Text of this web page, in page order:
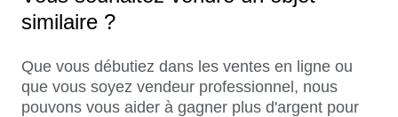
similaire ?
Que vous débutiez dans les ventes en ligne ou
que vous soyez vendeur professionnel, nous
pouvons vous aider à gagner plus d'argent pour